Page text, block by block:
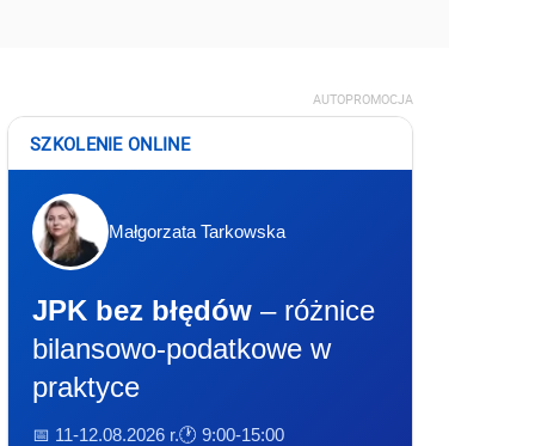
AUTOPROMOCJA
SZKOLENIE ONLINE
Małgorzata Tarkowska
JPK bez błędów – różnice
bilansowo-podatkowe w
praktyce
📅 11-12.08.2026 r.🕐 9:00-15:00